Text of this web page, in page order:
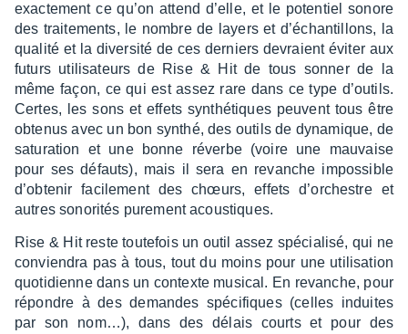
exac­te­ment ce qu’on attend d’elle, et le poten­tiel sonore
des trai­te­ments, le nombre de layers et d’échan­tillons, la
qualité et la diver­sité de ces derniers devraient éviter aux
futurs utili­sa­teurs de Rise & Hit de tous sonner de la
même façon, ce qui est assez rare dans ce type d’ou­tils.
Certes, les sons et effets synthé­tiques peuvent tous être
obte­nus avec un bon synthé, des outils de dyna­mique, de
satu­ra­tion et une bonne réverbe (voire une mauvaise
pour ses défauts), mais il sera en revanche impos­sible
d’ob­te­nir faci­le­ment des chœurs, effets d’or­chestre et
autres sono­ri­tés pure­ment acous­tiques.
Rise & Hit reste toute­fois un outil assez spécia­lisé, qui ne
convien­dra pas à tous, tout du moins pour une utili­sa­tion
quoti­dienne dans un contexte musi­cal. En revanche, pour
répondre à des demandes spéci­fiques (celles induites
par son nom…), dans des délais courts et pour des